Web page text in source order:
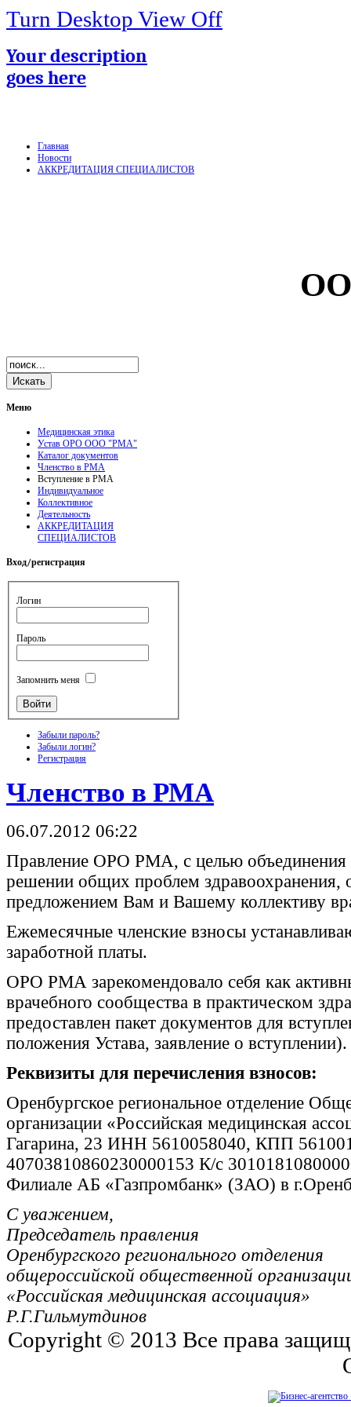
Turn Desktop View Off
Your description
goes here
Главная
Новости
АККРЕДИТАЦИЯ СПЕЦИАЛИСТОВ
Меню
Медицинская этика
Устав ОРО ООО "РМА"
Каталог документов
Членство в РМА
Вступление в РМА
Индивидуальное
Коллективное
Деятельность
АККРЕДИТАЦИЯ
СПЕЦИАЛИСТОВ
Вход/регистрация
Логин
Пароль
Запомнить меня
Забыли пароль?
Забыли логин?
Регистрация
Членство в РМА
06.07.2012 06:22
Правление ОРО РМА, с целью объединения
решении общих проблем здравоохранения,
предложением Вам и Вашему коллективу
Ежемесячные членские взносы
заработной платы.
ОРО РМА зарекомендовало себя как
врачебного сообщества в практическом
предоставлен пакет документов для
положения Устава, заявление о вступлении).
Реквизиты для перечисления взносов:
Оренбургское региональное отделение
организации «Российская медицинская
Гагарина, 23 ИНН 5610058040, КПП
40703810860230000153 К/с
Филиале АБ «Газпромбанк» (ЗАО) в
С уважением,
Председатель правления
Оренбургского регионального отделения
общероссийской общественной
«Российская медицинская ассоциация»
Р.Г.Гильмутдинов
Copyright © 2013 Все права